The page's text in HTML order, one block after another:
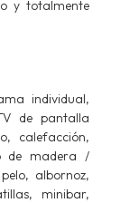
y totalmente
individual,
de pantalla
calefacción,
de madera /
albornoz,
minibar,